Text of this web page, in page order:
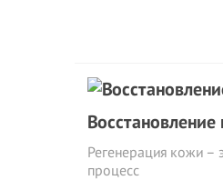
Регенерация кожи –
процесс